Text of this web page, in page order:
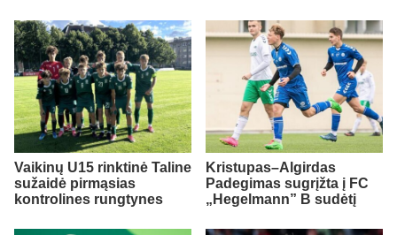
Vaikinų U15 rinktinė Taline
sužaidė pirmąsias
kontrolines rungtynes
Kristupas–Algirdas
Padegimas sugrįžta į FC
„Hegelmann” B sudėtį